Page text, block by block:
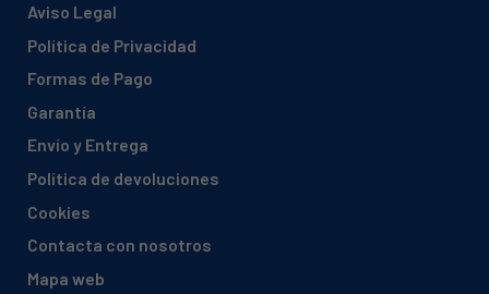
BAUKNECHT, TA PURE 7C
BAUKNECHT, TAPURE7CDI
Aviso Legal
Política de Privacidad
Formas de Pago
Garantía
Envío y Entrega
Política de devoluciones
Cookies
Contacta con nosotros
Mapa web